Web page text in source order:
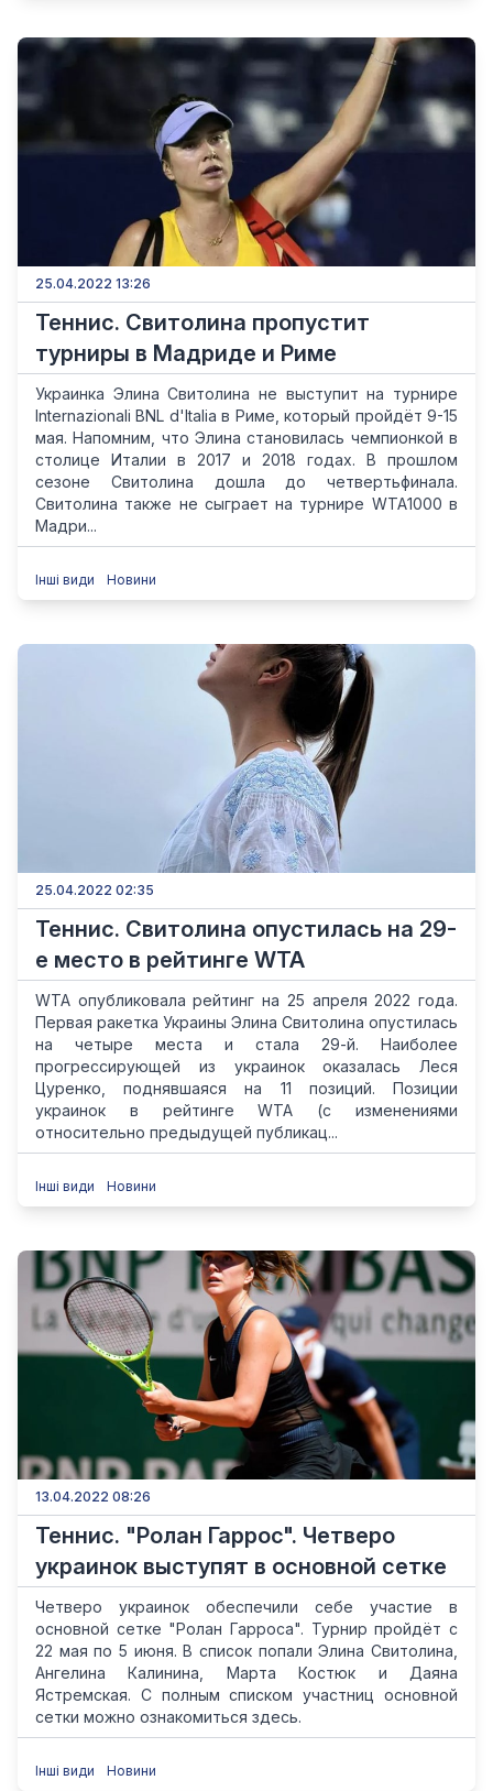
25.04.2022 13:26
Теннис. Свитолина пропустит
турниры в Мадриде и Риме
Украинка Элина Свитолина не выступит на турнире
Internazionali BNL d'Italia в Риме, который пройдёт 9-15
мая. Напомним, что Элина становилась чемпионкой в
столице Италии в 2017 и 2018 годах. В прошлом
сезоне Свитолина дошла до четвертьфинала.
Свитолина также не сыграет на турнире WTA1000 в
Мадри...
Інші види Новини
25.04.2022 02:35
Теннис. Свитолина опустилась на 29-
е место в рейтинге WTA
WTA опубликовала рейтинг на 25 апреля 2022 года.
Первая ракетка Украины Элина Cвитолина опустилась
на четыре места и стала 29-й. Наиболее
прогрессирующей из украинок оказалась Леся
Цуренко, поднявшаяся на 11 позиций. Позиции
украинок в рейтинге WTA (с изменениями
относительно предыдущей публикац...
Інші види Новини
13.04.2022 08:26
Теннис. "Ролан Гаррос". Четверо
украинок выступят в основной сетке
Четверо украинок обеспечили себе участие в
основной сетке "Ролан Гарроса". Турнир пройдёт с
22 мая по 5 июня. В список попали Элина Свитолина,
Ангелина Калинина, Марта Костюк и Даяна
Ястремская. С полным списком участниц основной
сетки можно ознакомиться здесь.
Інші види Новини